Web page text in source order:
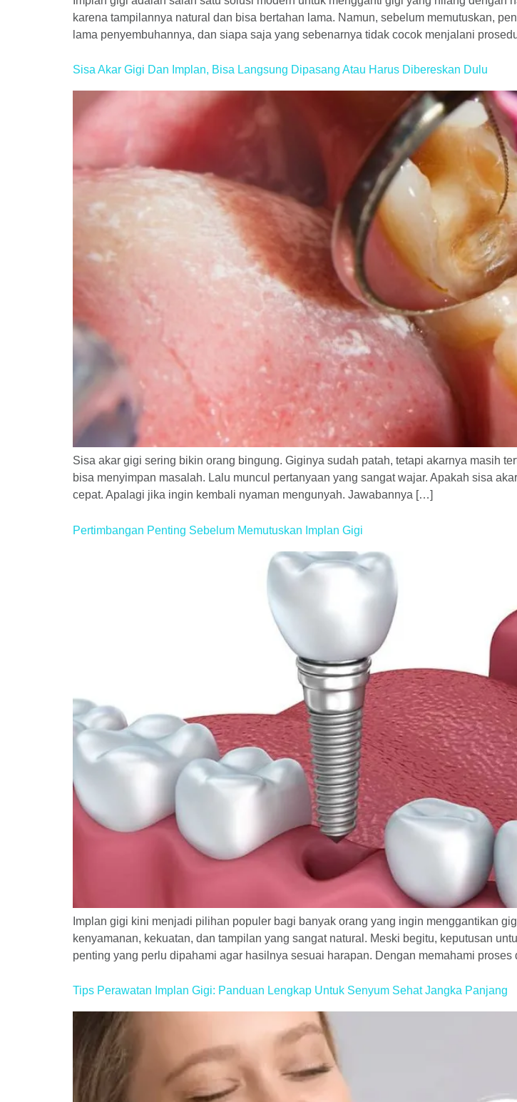
karena tampilannya natural dan bisa bertahan lama. Namun, sebelum memutuskan,
lama penyembuhannya, dan siapa saja yang sebenarnya tidak cocok menjalani
Sisa Akar Gigi Dan Implan, Bisa Langsung Dipasang Atau Harus Dibereskan Dulu
Sisa akar gigi sering bikin orang bingung. Giginya sudah patah, tetapi akarnya masih
bisa menyimpan masalah. Lalu muncul pertanyaan yang sangat wajar. Apakah sisa
cepat. Apalagi jika ingin kembali nyaman mengunyah. Jawabannya […]
Pertimbangan Penting Sebelum Memutuskan Implan Gigi
Implan gigi kini menjadi pilihan populer bagi banyak orang yang ingin menggantikan
kenyamanan, kekuatan, dan tampilan yang sangat natural. Meski begitu, keputusan
penting yang perlu dipahami agar hasilnya sesuai harapan. Dengan memahami
Tips Perawatan Implan Gigi: Panduan Lengkap Untuk Senyum Sehat Jangka Panjang